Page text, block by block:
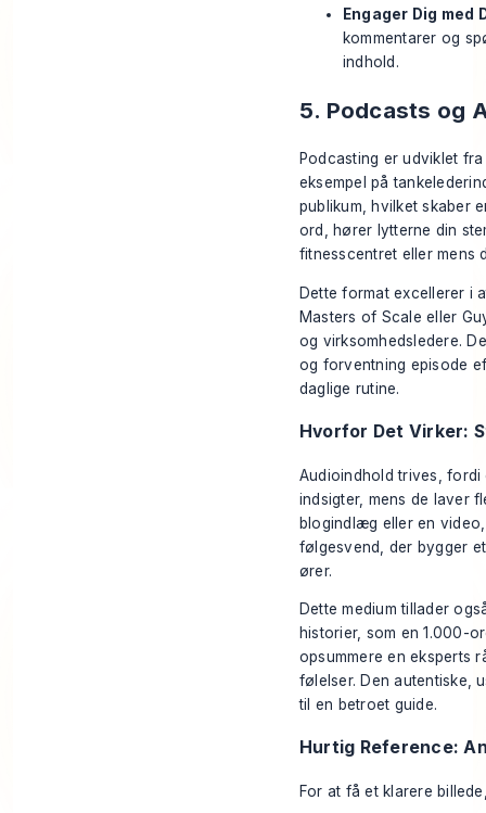
Engager Dig med
kommentarer og
indhold.
5. Podcasts og
Podcasting er udviklet
eksempel på
publikum, hvilket skaber
ord, hører lytterne din
fitnesscentret eller mens
Dette format excellerer i
Masters of Scale eller
og virksomhedsledere.
og forventning episode
daglige rutine.
Hvorfor Det Virker:
Audioindhold trives,
indsigter, mens de laver
blogindlæg eller en
følgesvend, der bygger
ører.
Dette medium tillader
historier, som en 1.000-
opsummere en eksperts
følelser. Den autentiske,
til en betroet guide.
Hurtig Reference:
For at få et klarere